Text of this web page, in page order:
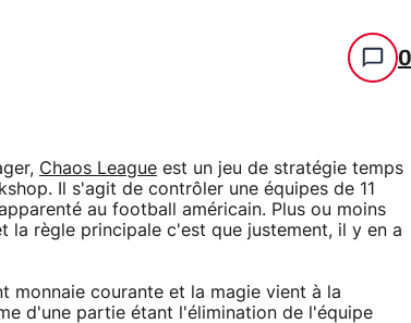
0
Chaos League est un jeu de stratégie temps
Il s'agit de contrôler une équipes de 11
au football américain. Plus ou moins
la règle principale c'est que justement, il y en a
monnaie courante et la magie vient à la
d'une partie étant l'élimination de l'équipe